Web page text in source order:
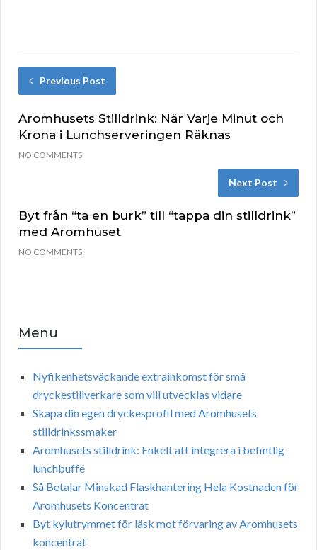
Previous Post
Aromhusets Stilldrink: När Varje Minut och
Krona i Lunchserveringen Räknas
NO COMMENTS
Next Post
Byt från “ta en burk” till “tappa din stilldrink”
med Aromhuset
NO COMMENTS
Menu
Nyfikenhetsväckande extrainkomst för små
dryckestillverkare som vill utvecklas vidare
Skapa din egen dryckesprofil med Aromhusets
stilldrinkssmaker
Aromhusets stilldrink: Enkelt att integrera i befintlig
lunchbuffé
Så Betalar Minskad Flaskhantering Hela Kostnaden för
Aromhusets Koncentrat
Byt kylutrymmet för läsk mot förvaring av Aromhusets
koncentrat